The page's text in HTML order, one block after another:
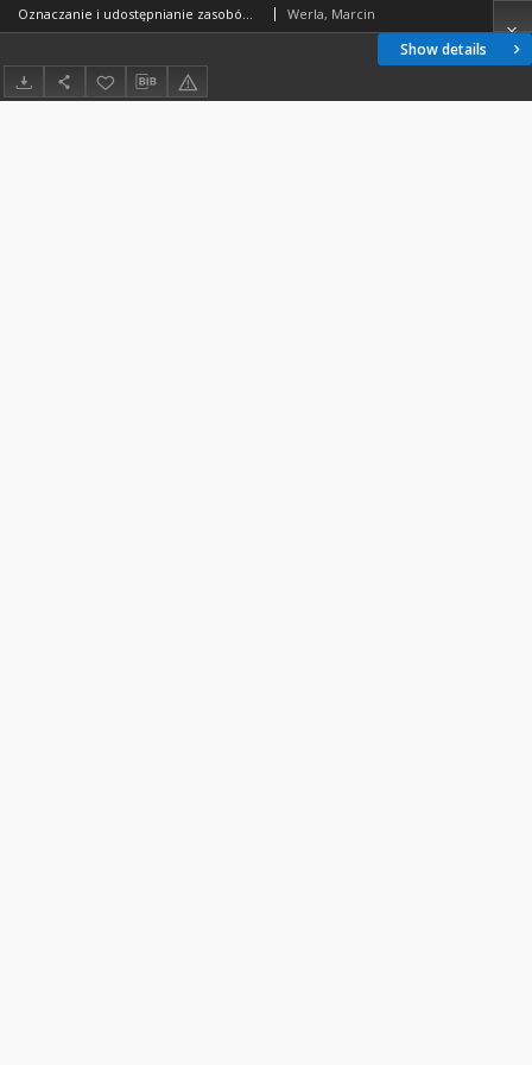
Show details
Oznaczanie i udostępnianie zasobów z domeny publicznej Werla, Marcin